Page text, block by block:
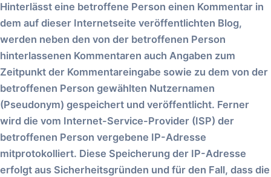
Hinterlässt eine betroffene Person einen Kommentar in
dem auf dieser Internetseite veröffentlichten Blog,
werden neben den von der betroffenen Person
hinterlassenen Kommentaren auch Angaben zum
Zeitpunkt der Kommentareingabe sowie zu dem von der
betroffenen Person gewählten Nutzernamen
(Pseudonym) gespeichert und veröffentlicht. Ferner
wird die vom Internet-Service-Provider (ISP) der
betroffenen Person vergebene IP-Adresse
mitprotokolliert. Diese Speicherung der IP-Adresse
erfolgt aus Sicherheitsgründen und für den Fall, dass die